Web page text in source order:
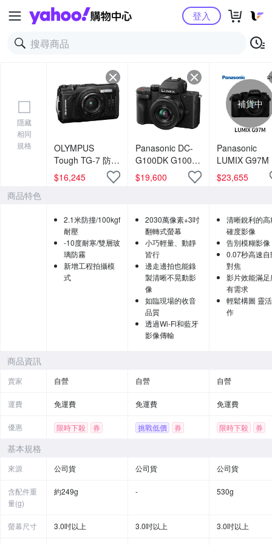
Yahoo購物中心登入
隱藏
相同
規格
OLYMPUS
Tough TG-7 防水
相機 公司貨
$16,245
Panasonic DC-
G100DK G100D
+ 12-32mm 變焦
鏡組 公司貨
$19,600
補貨中
Panasonic
LUMIX G97M
司貨)
$23,655
商品特色
2.1米防撞/100kgf
耐壓
-10度耐寒/雙層玻
璃防霧
新增工程拍攝模
式
2030萬像素+3吋
翻轉式螢幕
小巧輕量、動靜
皆行
邊走邊拍也能錄
製清晰不晃動影
像
如臨現場的收音
品質
透過Wi-Fi和藍牙
影像傳輸
清晰銳利的高
確度影像
告別模糊影像
0.07秒高速自
對焦
影片效能滿足
有需求
輕鬆構圖 靈
作
商品資訊
賣家 自營 自營 自營
運費 免運費 免運費 免運費
優惠 限時下殺 券 挑戰低價
券
限時下殺 券
基本規格
來源 公司貨 公司貨 公司貨
含配件重
量(g)
約249g - 530g
螢幕尺寸 3.0吋以上 3.0吋以上 3.0吋以上